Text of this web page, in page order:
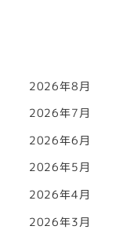
2026年8月
2026年7月
2026年6月
2026年5月
2026年4月
2026年3月